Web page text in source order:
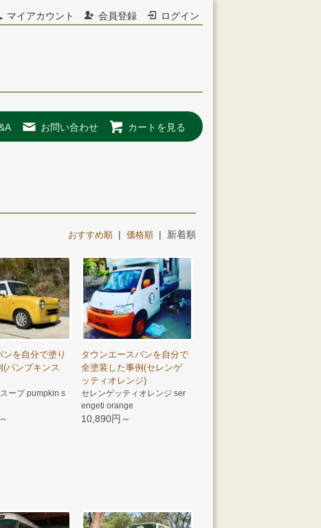
マイアカウント 会員登録 ログイン
お問い合わせ カートを見る
おすすめ順 | 価格順 | 新着順
ンを自分で塗り
(パンプキンス
ープ pumpkin s
タウンエースバンを自分で
全塗装した事例(セレンゲ
ッティオレンジ)
セレンゲッティオレンジ ser
engeti orange
10,890円～